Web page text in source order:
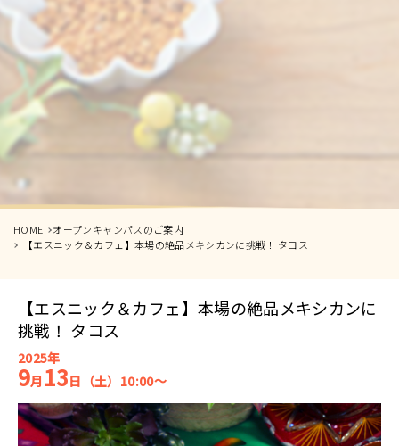
HOME
オープンキャンパスのご案内
【エスニック＆カフェ】本場の絶品メキシカンに挑戦！ タコス
【エスニック＆カフェ】本場の絶品メキシカンに
挑戦！ タコス
2025年
9月 13日（土）10:00～